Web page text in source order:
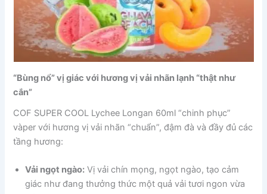
“Bùng nổ” vị giác với hương vị vải nhãn lạnh “thật như
cắn”
COF SUPER COOL Lychee Longan 60ml “chinh phục”
vàper với hương vị vải nhãn “chuẩn”, đậm đà và đầy đủ các
tầng hương:
Vải ngọt ngào: Vị vải chín mọng, ngọt ngào, tạo cảm
giác như đang thưởng thức một quả vải tươi ngon vừa